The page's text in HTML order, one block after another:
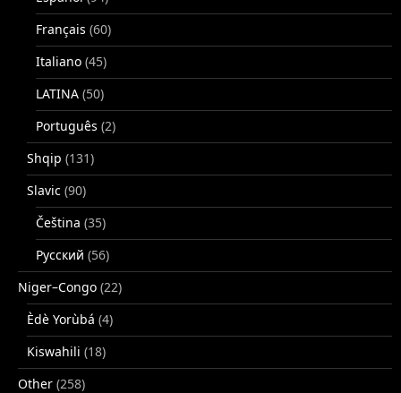
Français (60)
Italiano (45)
LATINA (50)
Português (2)
Shqip (131)
Slavic (90)
Čeština (35)
Русский (56)
Niger–Congo (22)
Èdè Yorùbá (4)
Kiswahili (18)
Other (258)